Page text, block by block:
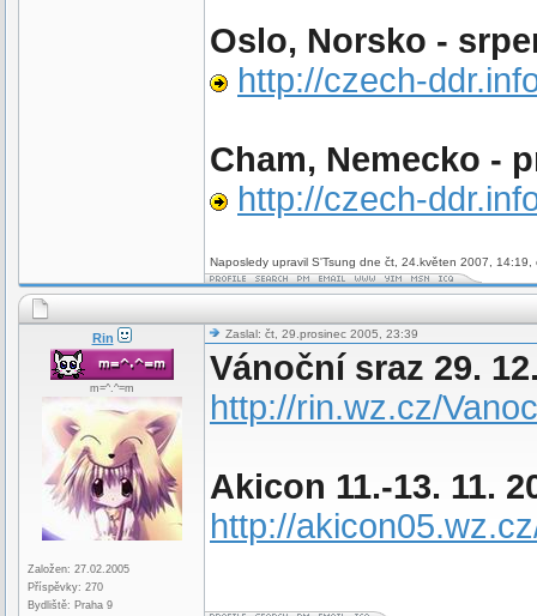
Oslo, Norsko -
http://czech-
Cham, Nemecko -
http://czech-
Naposledy upravil S'Tsung dne čt, 24.květen 2007, 14:19,
Rin
m=^.^=m
Založen: 27.02.2005
Příspěvky: 270
Bydliště: Praha 9
Zaslal: čt, 29.prosinec 2005, 23:39
Vánoční sraz 29.
http://rin.wz.cz/
Akicon 11.-13. 11.
http://